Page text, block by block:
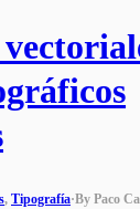
, Tipografía·By Paco